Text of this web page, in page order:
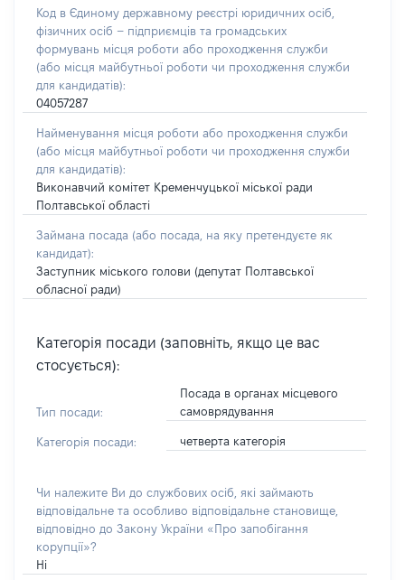
Код в Єдиному державному реєстрі юридичних осіб,
фізичних осіб – підприємців та громадських
формувань місця роботи або проходження служби
(або місця майбутньої роботи чи проходження служби
для кандидатів):
04057287
Найменування місця роботи або проходження служби
(або місця майбутньої роботи чи проходження служби
для кандидатів):
Виконавчий комітет Кременчуцької міської ради
Полтавської області
Займана посада (або посада, на яку претендуєте як
кандидат):
Заступник міського голови (депутат Полтавської
обласної ради)
Категорія посади (заповніть, якщо це вас
стосується):
Тип посади:
Посада в органах місцевого
самоврядування
Категорія посади: четверта категорія
Чи належите Ви до службових осіб, які займають
відповідальне та особливо відповідальне становище,
відповідно до Закону України «Про запобігання
корупції»?
Ні